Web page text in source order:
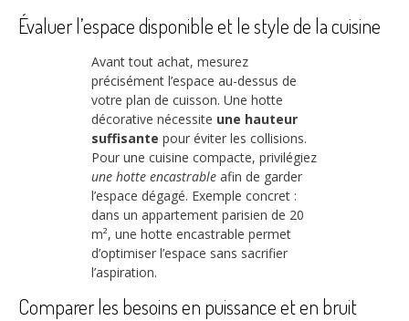
Évaluer l’espace disponible et le style de la cuisine
Avant tout achat, mesurez
précisément l’espace au-dessus de
votre plan de cuisson. Une hotte
décorative nécessite une hauteur
suffisante pour éviter les collisions.
Pour une cuisine compacte, privilégiez
une hotte encastrable afin de garder
l’espace dégagé. Exemple concret :
dans un appartement parisien de 20
m², une hotte encastrable permet
d’optimiser l’espace sans sacrifier
l’aspiration.
Comparer les besoins en puissance et en bruit